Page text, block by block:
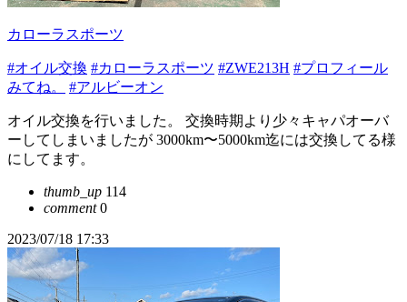
カローラスポーツ
#オイル交換 #カローラスポーツ #ZWE213H #プロフィール
みてね。
#アルビーオン
オイル交換を行いました。 交換時期より少々キャパオーバ
ーしてしまいましたが 3000km〜5000km迄には交換してる様
にしてます。
thumb_up 114
comment0
2023/07/18 17:33